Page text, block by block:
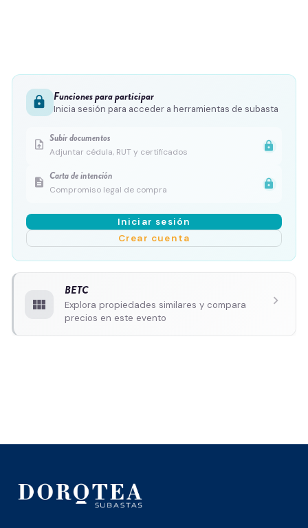
lock Funciones para participar
Inicia sesión para acceder a herramientas de subasta
upload_file Subir documentos
Adjuntar cédula, RUT y certificados
lock
description Carta de intención
Compromiso legal de compra
lock
Iniciar sesión
Crear cuenta
view_module
BETC
Explora propiedades similares y compara
precios en este evento
chevron_right